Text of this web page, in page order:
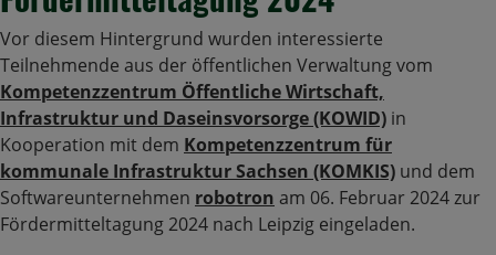
Vor diesem Hintergrund wurden interessierte
Teilnehmende aus der öffentlichen Verwaltung vom
Kompetenzzentrum Öffentliche Wirtschaft,
Infrastruktur und Daseinsvorsorge (KOWID) in
Kooperation mit dem Kompetenzzentrum für
kommunale Infrastruktur Sachsen (KOMKIS) und dem
Softwareunternehmen robotron am 06. Februar 2024 zur
Fördermitteltagung 2024 nach Leipzig eingeladen.